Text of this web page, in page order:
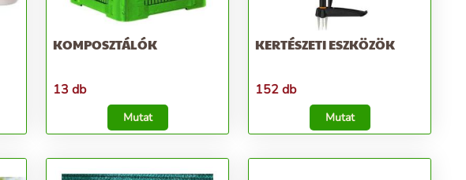
KOMPOSZTÁLÓK
13 db
Mutat
KERTÉSZETI ESZKÖZÖK
152 db
Mutat